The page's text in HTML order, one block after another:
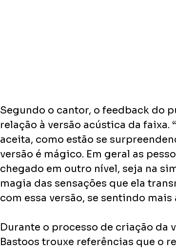
Segundo o cantor, o feedback do
relação à versão acústica da faixa.
aceita, como estão se
versão é mágico. Em geral as
chegado em outro nível, seja na
magia das sensações que ela
com essa versão, se sentindo mais
Durante o processo de criação da
Bastoos trouxe referências que o